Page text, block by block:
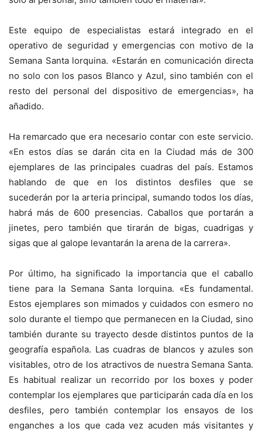
Este equipo de especialistas estará integrado en el
operativo de seguridad y emergencias con motivo de la
Semana Santa lorquina. «Estarán en comunicación directa
no solo con los pasos Blanco y Azul, sino también con el
resto del personal del dispositivo de emergencias», ha
añadido.
Ha remarcado que era necesario contar con este servicio.
«En estos días se darán cita en la Ciudad más de 300
ejemplares de las principales cuadras del país. Estamos
hablando de que en los distintos desfiles que se
sucederán por la arteria principal, sumando todos los días,
habrá más de 600 presencias. Caballos que portarán a
jinetes, pero también que tirarán de bigas, cuadrigas y
sigas que al galope levantarán la arena de la carrera».
Por último, ha significado la importancia que el caballo
tiene para la Semana Santa lorquina. «Es fundamental.
Estos ejemplares son mimados y cuidados con esmero no
solo durante el tiempo que permanecen en la Ciudad, sino
también durante su trayecto desde distintos puntos de la
geografía española. Las cuadras de blancos y azules son
visitables, otro de los atractivos de nuestra Semana Santa.
Es habitual realizar un recorrido por los boxes y poder
contemplar los ejemplares que participarán cada día en los
desfiles, pero también contemplar los ensayos de los
enganches a los que cada vez acuden más visitantes y